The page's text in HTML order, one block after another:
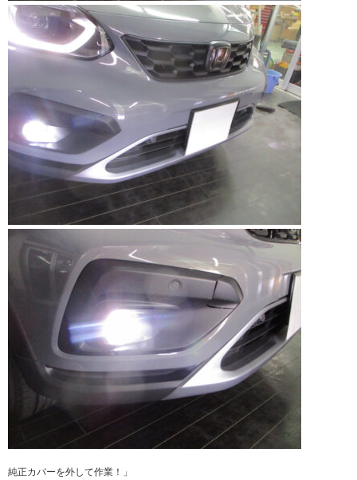
純正カバーを外して作業！」